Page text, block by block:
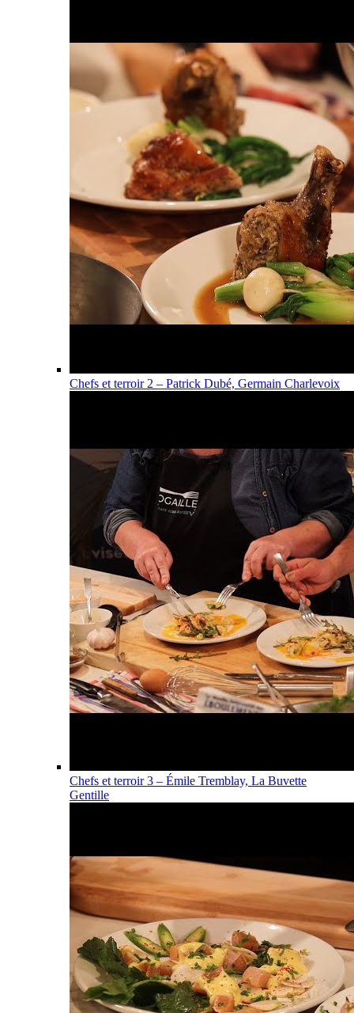
Chefs et terroir 2 – Patrick Dubé, Germain Charlevoix
Chefs et terroir 3 – Émile Tremblay, La Buvette
Gentille